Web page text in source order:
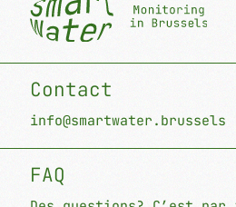
Contact
info@smartwater.brussels
FAQ